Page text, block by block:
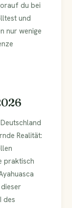
du bei
und
nur wenige
Realität:
praktisch
des